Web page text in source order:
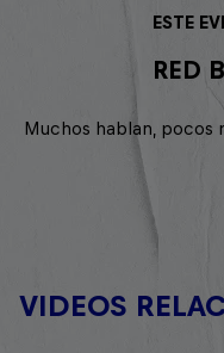
ESTE
RED
Muchos hablan, pocos
VIDEOS